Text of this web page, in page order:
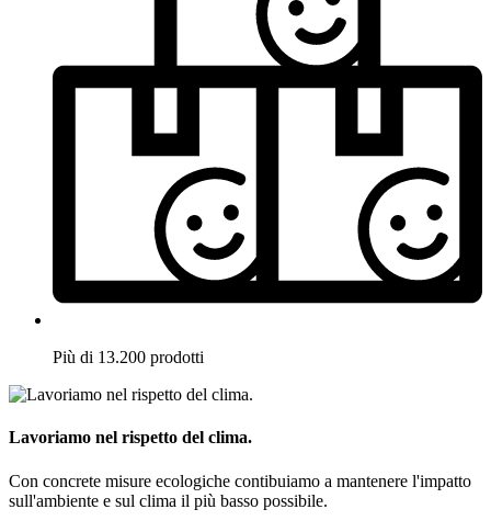
Più di 13.200 prodotti
Lavoriamo nel rispetto del clima.
Con concrete misure ecologiche contibuiamo a mantenere l'impatto
sull'ambiente e sul clima il più basso possibile.